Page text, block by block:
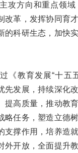
攻方向和重点领
改革，发挥协同育
的科研生态，加快
教育发展“十五
先发展，持续深化
提高质量，推动教
略任务，塑造立德
支撑作用，培养造
外开放，全面提升